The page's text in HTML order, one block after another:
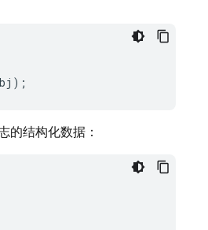
);
的结构化数据：